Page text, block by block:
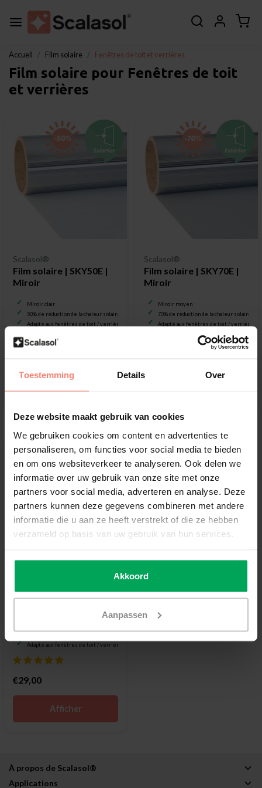
Toestemming Details Over
Deze website maakt gebruik van cookies
We gebruiken cookies om content en advertenties te
personaliseren, om functies voor social media te bieden
en om ons websiteverkeer te analyseren. Ook delen we
informatie over uw gebruik van onze site met onze
partners voor social media, adverteren en analyse. Deze
partners kunnen deze gegevens combineren met andere
informatie die u aan ze heeft verstrekt of die ze hebben
verzameld op basis van uw gebruik van hun services.
Akkoord
Aanpassen
Accueil Film solaire Fenêtres de toit et verrières
Film solaire pour Fenêtres de toit
et verrières
Scalasol®
Film solaire | SKY50E |
Miroir
Miroir clair
50% de réduction de la chaleur solaire
Adapté aux fenêtres de toit / verrières
Scalasol®
Film solaire | SKY70E |
Miroir
Miroir moyen
70% de réduction de la chaleur solaire
Adapté aux fenêtres de toit / verrières
Film solaire | SKY80E |
Effet miroir
Adapté aux fenêtres de toit / verrières
€29,00
Afficher
À propos de Scalasol®
Applications